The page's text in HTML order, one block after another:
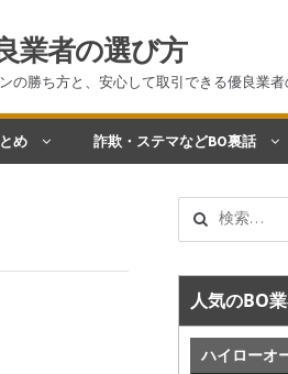
業者の選び方
勝ち方と、安心して取引できる優良業者
め 詐欺・ステマなどBO裏話
人気のBO
ハイローオ